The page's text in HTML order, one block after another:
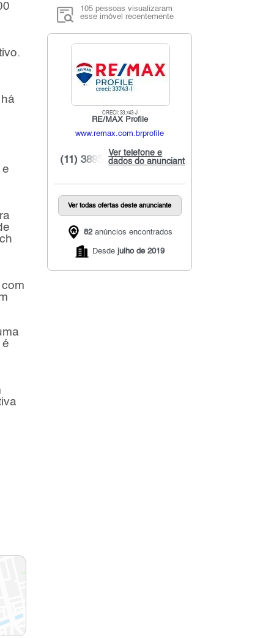
e
é
105 pessoas visualizaram
esse imóvel recentemente
CRECI: 33.743-J
RE/MAX Profile
www.remax.com.brprofile
Ver telefone e
dados do anunciante
(11) 3895...
Ver todas ofertas deste anunciante
82anúncios encontrados
Desde julho de 2019